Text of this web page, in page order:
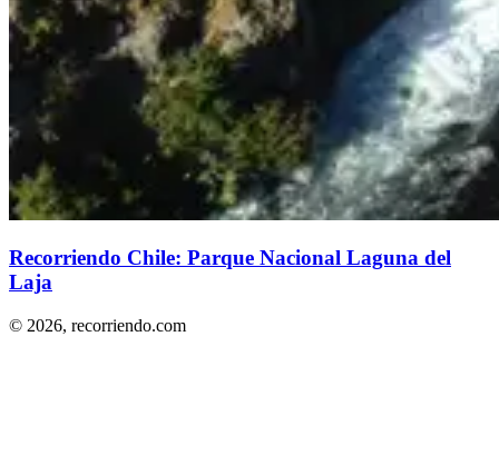
Recorriendo Chile: Parque Nacional Laguna del
Laja
© 2026, recorriendo.com